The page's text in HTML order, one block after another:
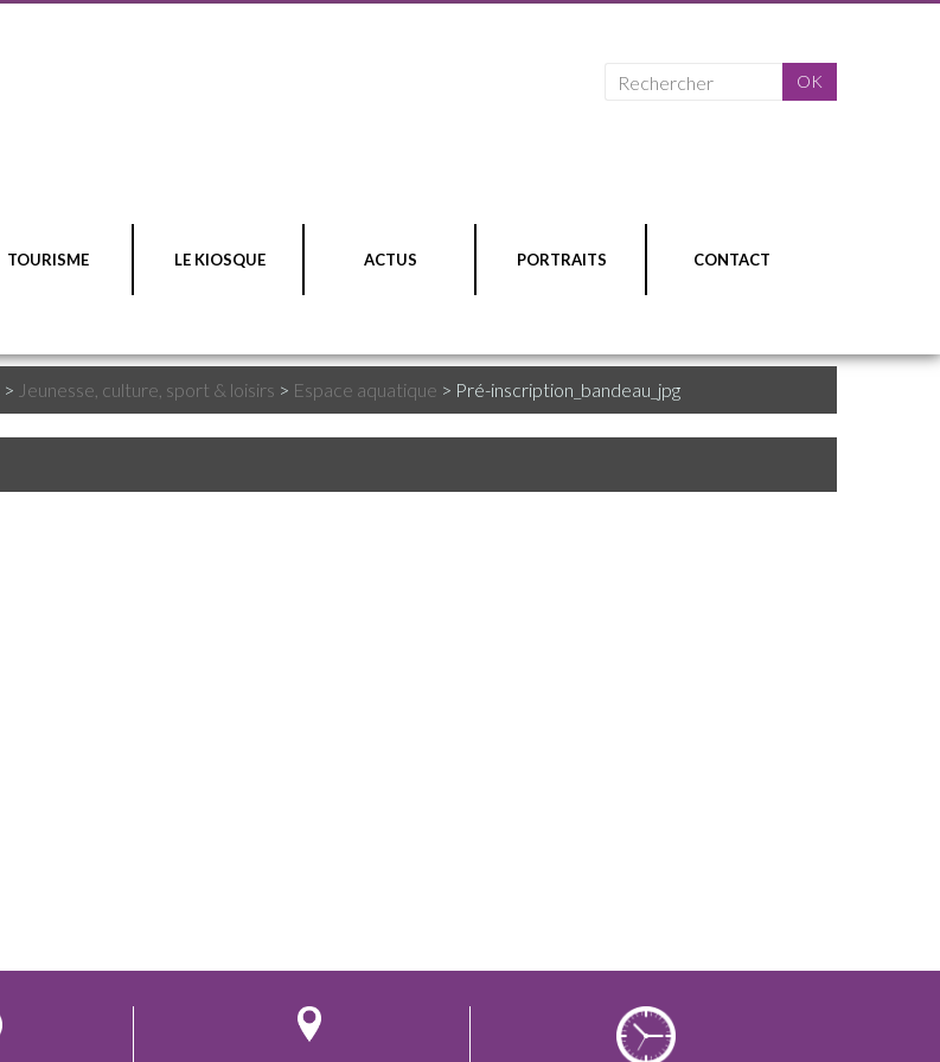
TOURISME LE KIOSQUE ACTUS PORTRAITS CONTACT
> Jeunesse, culture, sport & loisirs > Espace aquatique > Pré-inscription_bandeau_jpg